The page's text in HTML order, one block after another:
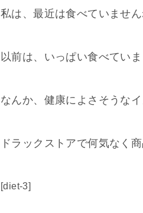
私は、最近は食べていません
以前は、いっぱい食べてい
なんか、健康によさそうなイ
ドラックストアで何気なく
[diet-3]